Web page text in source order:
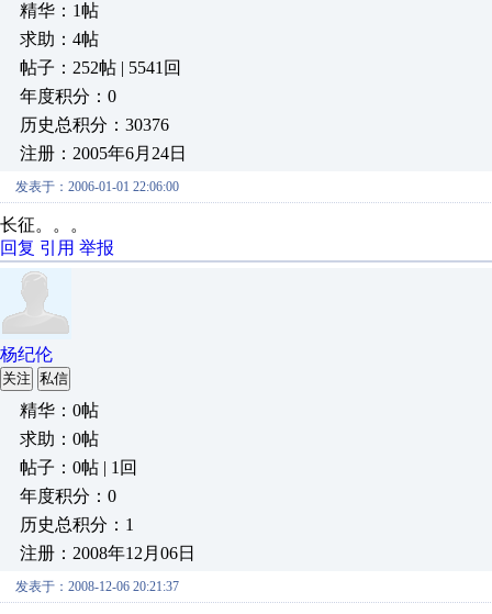
精华：1帖
求助：4帖
帖子：252帖 | 5541回
年度积分：0
历史总积分：30376
注册：2005年6月24日
发表于：2006-01-01 22:06:00
长征。。。
回复 引用 举报
杨纪伦
关注 私信
精华：0帖
求助：0帖
帖子：0帖 | 1回
年度积分：0
历史总积分：1
注册：2008年12月06日
发表于：2008-12-06 20:21:37